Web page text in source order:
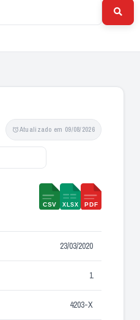
Atualizado em 09/08/2026
23/03/2020
1
4203-X